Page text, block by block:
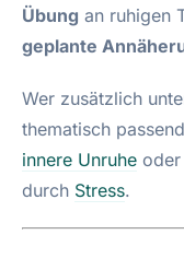
Übung an ruhigen
geplante
Wer zusätzlich
thematisch
innere Unruhe oder
durch Stress.